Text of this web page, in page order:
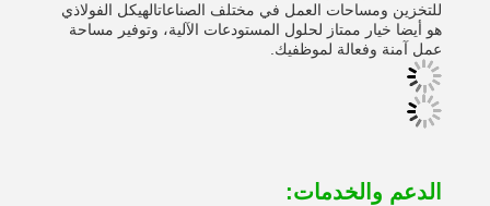
للتخزين ومساحات العمل في مختلف الصناعاتالهيكل الفولاذي
هو أيضا خيار ممتاز لحلول المستودعات الآلية، وتوفير مساحة
عمل آمنة وفعالة لموظفيك.
الدعم والخدمات: